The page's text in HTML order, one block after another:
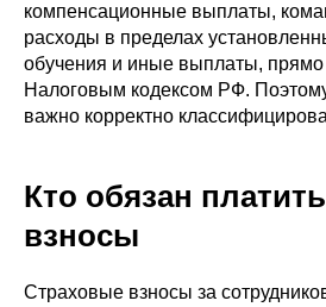
компенсационные выплаты,
расходы в пределах
обучения и иные выплаты,
Налоговым кодексом РФ.
важно корректно
Кто обязан
взносы
Страховые взносы за